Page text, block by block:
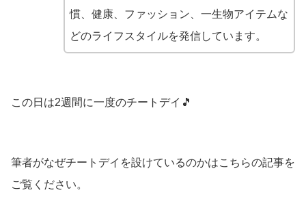
慣、健康、ファッション、一生物アイテムな
どのライフスタイルを発信しています。
この日は2週間に一度のチートデイ🎵
筆者がなぜチートデイを設けているのかはこちらの記事を
ご覧ください。